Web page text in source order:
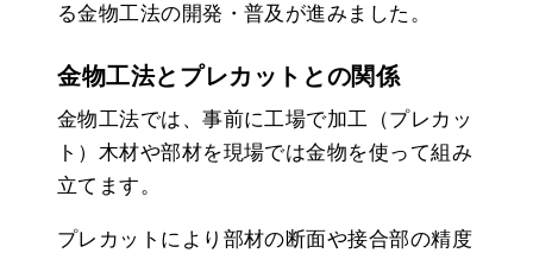
る金物工法の開発・普及が進みました。
金物工法とプレカットとの関係
金物工法では、事前に工場で加工（プレカッ
ト）木材や部材を現場では金物を使って組み
立てます。
プレカットにより部材の断面や接合部の精度